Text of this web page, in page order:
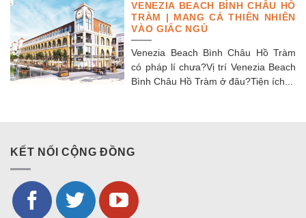
VENEZIA BEACH BÌNH CHÂU HỒ
TRÀM | MANG CẢ THIÊN NHIÊN
VÀO GIẤC NGỦ
Venezia Beach Bình Châu Hồ Tràm
có pháp lí chưa?Vị trí Venezia Beach
Bình Châu Hồ Tràm ở đâu?Tiện ích...
KẾT NỐI CỘNG ĐỒNG